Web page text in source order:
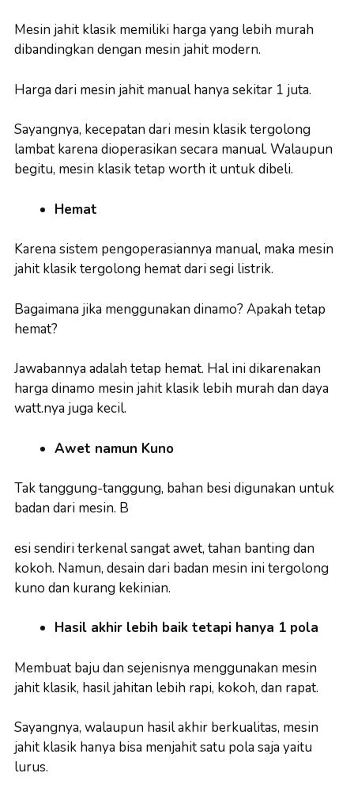
Mesin jahit klasik memiliki harga yang lebih murah
dibandingkan dengan mesin jahit modern.
Harga dari mesin jahit manual hanya sekitar 1 juta.
Sayangnya, kecepatan dari mesin klasik tergolong
lambat karena dioperasikan secara manual. Walaupun
begitu, mesin klasik tetap worth it untuk dibeli.
Hemat
Karena sistem pengoperasiannya manual, maka mesin
jahit klasik tergolong hemat dari segi listrik.
Bagaimana jika menggunakan dinamo? Apakah tetap
hemat?
Jawabannya adalah tetap hemat. Hal ini dikarenakan
harga dinamo mesin jahit klasik lebih murah dan daya
watt.nya juga kecil.
Awet namun Kuno
Tak tanggung-tanggung, bahan besi digunakan untuk
badan dari mesin. B
esi sendiri terkenal sangat awet, tahan banting dan
kokoh. Namun, desain dari badan mesin ini tergolong
kuno dan kurang kekinian.
Hasil akhir lebih baik tetapi hanya 1 pola
Membuat baju dan sejenisnya menggunakan mesin
jahit klasik, hasil jahitan lebih rapi, kokoh, dan rapat.
Sayangnya, walaupun hasil akhir berkualitas, mesin
jahit klasik hanya bisa menjahit satu pola saja yaitu
lurus.